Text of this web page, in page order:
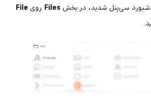
داشبورد سی‌پنل شدید، در بخشFiles رویFile